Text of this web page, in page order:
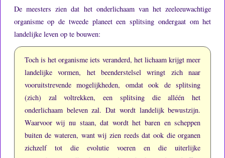
De meesters zien dat het onderlichaam van het zeeleeuwachtige
organisme op de tweede planeet een splitsing ondergaat om het
landelijke leven op te bouwen:
Toch is het organisme iets veranderd, het lichaam krijgt meer
landelijke vormen, het beenderstelsel wringt zich naar
vooruitstrevende mogelijkheden, omdat ook de splitsing
(zich) zal voltrekken, een splitsing die alléén het
onderlichaam beleven zal. Dat wordt landelijk bewustzijn.
Waarvoor wij nu staan, dat wordt het baren en scheppen
buiten de wateren, want wij zien reeds dat ook die organen
zichzelf tot die evolutie voeren en die uiterlijke